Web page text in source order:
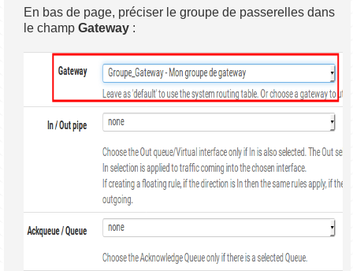
En bas de page, préciser le groupe de passerelles dans
le champGateway :